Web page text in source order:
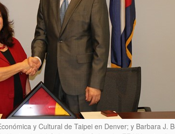
y Cultural de Taipei en Denver; y Barbara J.